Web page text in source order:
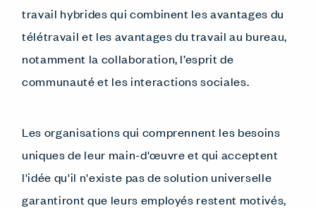
travail hybrides qui combinent les avantages du
télétravail et les avantages du travail au bureau,
notamment la collaboration, l’esprit de
communauté et les interactions sociales.
Les organisations qui comprennent les besoins
uniques de leur main-d'œuvre et qui acceptent
l'idée qu'il n'existe pas de solution universelle
garantiront que leurs employés restent motivés,